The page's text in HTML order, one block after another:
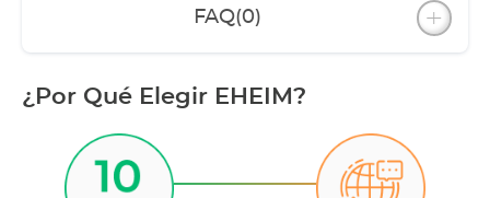
FAQ(0)
¿Por Qué Elegir EHEIM?